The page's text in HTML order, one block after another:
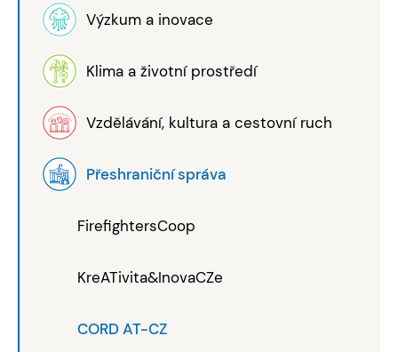
Výzkum a inovace
Klima a životní prostředí
Vzdělávání, kultura a cestovní ruch
Přeshraniční správa
FirefightersCoop
KreATivita&InovaCZe
CORD AT-CZ